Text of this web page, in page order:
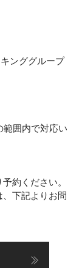
ンググループ
囲内で対応い
約ください。
下記よりお問